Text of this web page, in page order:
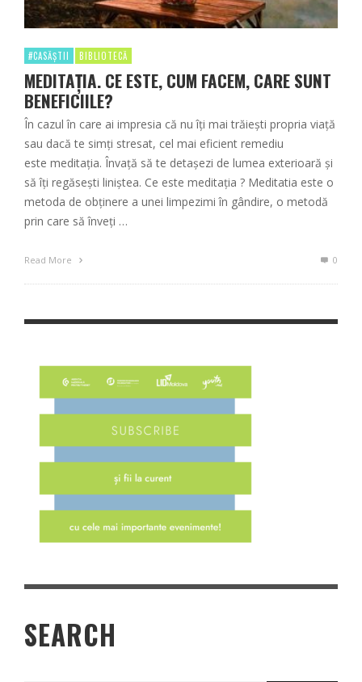
#CASĂȘTII BIBLIOTECĂ
MEDITAŢIA. CE ESTE, CUM FACEM, CARE SUNT
BENEFICIILE?
În cazul în care ai impresia că nu îți mai trăiești propria viață
sau dacă te simți stresat, cel mai eficient remediu
este meditația. Învață să te detașezi de lumea exterioară și
să îți regăsești liniștea. Ce este meditația ? Meditatia este o
metoda de obţinere a unei limpezimi în gândire, o metodă
prin care să înveți …
Read More 0
SEARCH